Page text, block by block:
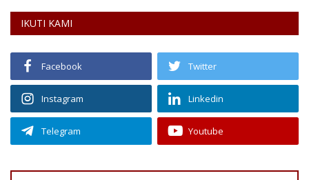
IKUTI KAMI
Facebook Twitter
Instagram Linkedin
Telegram Youtube